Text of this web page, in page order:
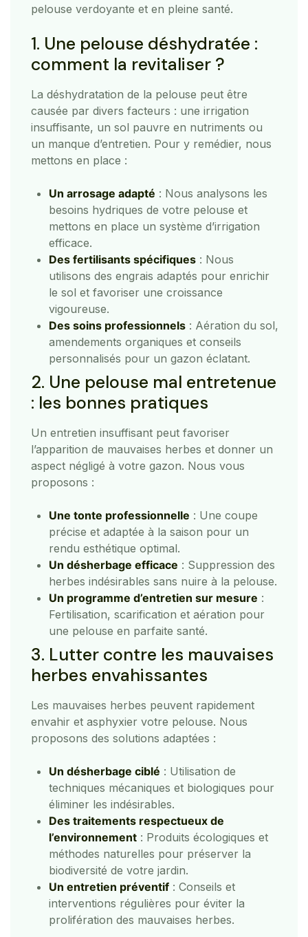
pelouse verdoyante et en pleine santé.
1. Une pelouse déshydratée :
comment la revitaliser ?
La déshydratation de la pelouse peut être
causée par divers facteurs : une irrigation
insuffisante, un sol pauvre en nutriments ou
un manque d’entretien. Pour y remédier, nous
mettons en place :
Un arrosage adapté : Nous analysons les
besoins hydriques de votre pelouse et
mettons en place un système d’irrigation
efficace.
Des fertilisants spécifiques: Nous
utilisons des engrais adaptés pour enrichir
le sol et favoriser une croissance
vigoureuse.
Des soins professionnels: Aération du sol,
amendements organiques et conseils
personnalisés pour un gazon éclatant.
2. Une pelouse mal entretenue
: les bonnes pratiques
Un entretien insuffisant peut favoriser
l’apparition de mauvaises herbes et donner un
aspect négligé à votre gazon. Nous vous
proposons :
Une tonte professionnelle : Une coupe
précise et adaptée à la saison pour un
rendu esthétique optimal.
Un désherbage efficace : Suppression des
herbes indésirables sans nuire à la pelouse.
Un programme d’entretien sur mesure :
Fertilisation, scarification et aération pour
une pelouse en parfaite santé.
3. Lutter contre les mauvaises
herbes envahissantes
Les mauvaises herbes peuvent rapidement
envahir et asphyxier votre pelouse. Nous
proposons des solutions adaptées :
Un désherbage ciblé : Utilisation de
techniques mécaniques et biologiques pour
éliminer les indésirables.
Des traitements respectueux de
l’environnement: Produits écologiques et
méthodes naturelles pour préserver la
biodiversité de votre jardin.
Un entretien préventif: Conseils et
interventions régulières pour éviter la
prolifération des mauvaises herbes.